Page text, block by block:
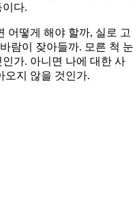
다.
어떻게 해야 할까, 실로 고
람이 잦아들까. 모른 척 눈
가. 아니면 나에 대한 사
오지 않을 것인가.